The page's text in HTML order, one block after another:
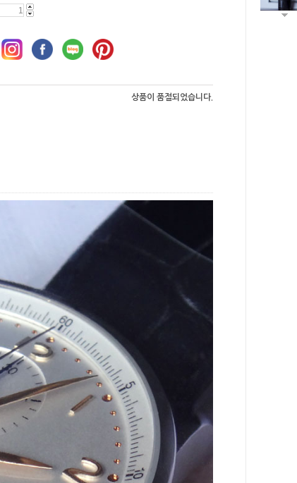
상품이 품절되었습니다.